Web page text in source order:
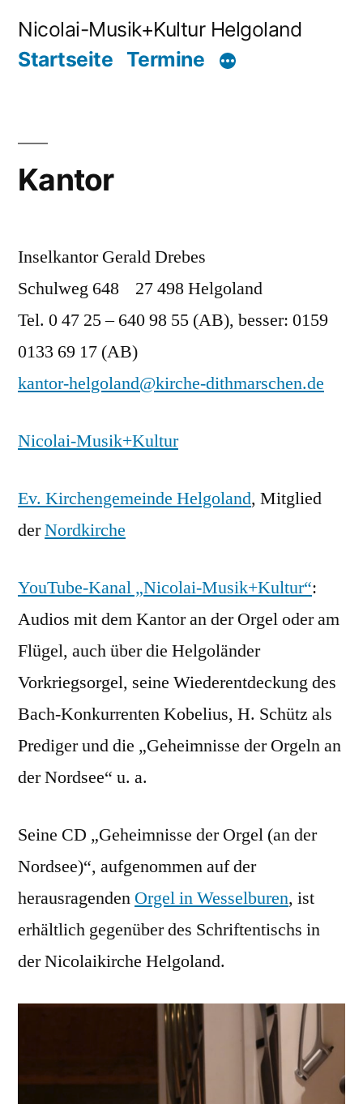
Inhalt
Nicolai-Musik+Kultur Helgoland
Startseite Termine
Kantor
Inselkantor Gerald Drebes
Schulweg 648 27 498 Helgoland
Tel. 0 47 25 – 640 98 55 (AB), besser: 0159
0133 69 17 (AB)
kantor-helgoland@kirche-dithmarschen.de
Nicolai-Musik+Kultur
Ev. Kirchengemeinde Helgoland, Mitglied
derNordkirche
YouTube-Kanal „Nicolai-Musik+Kultur“:
Audios mit dem Kantor an der Orgel oder am
Flügel, auch über die Helgoländer
Vorkriegsorgel, seine Wiederentdeckung des
Bach-Konkurrenten Kobelius, H. Schütz als
Prediger und die „Geheimnisse der Orgeln an
der Nordsee“ u. a.
Seine CD „Geheimnisse der Orgel (an der
Nordsee)“, aufgenommen auf der
herausragenden Orgel in Wesselburen, ist
erhältlich gegenüber des Schriftentischs in
der Nicolaikirche Helgoland.